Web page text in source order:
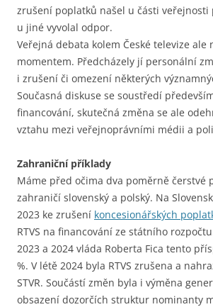
zrušení poplatků našel u části veřejnosti
u jiné vyvolal odpor.
Veřejná debata kolem České televize ale
momentem. Předcházely jí personální
i zrušení či omezení některých
Současná diskuse se soustředí
financování, skutečná změna se ale
vztahu mezi veřejnoprávními médii a
Zahraniční příklady
Máme před očima dva poměrně čerstvé
zahraničí slovenský a polský. Na
2023 ke zrušení koncesionářských
RTVS na financování ze státního
2023 a 2024 vláda Roberta Fica tento
%. V létě 2024 byla RTVS zrušena a
STVR. Součástí změn byla i výměna
obsazení dozorčích struktur nominanty